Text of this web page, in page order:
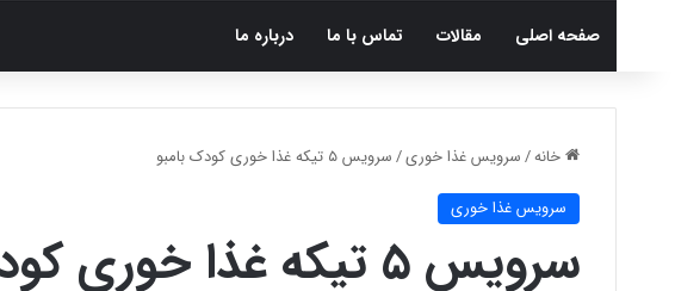
صفحه اصلی مقالات تماس با ما درباره ما
خانه/ سرویس غذا خوری/ سرویس ۵ تیکه غذا خوری کودک بامبو
سرویس غذا خوری
سرویس ۵ تیکه غذا خوری کودک بامبو